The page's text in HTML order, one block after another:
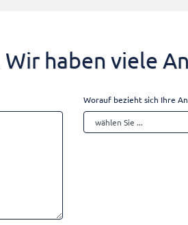
Wir haben viele
Worauf bezieht sich Ihre